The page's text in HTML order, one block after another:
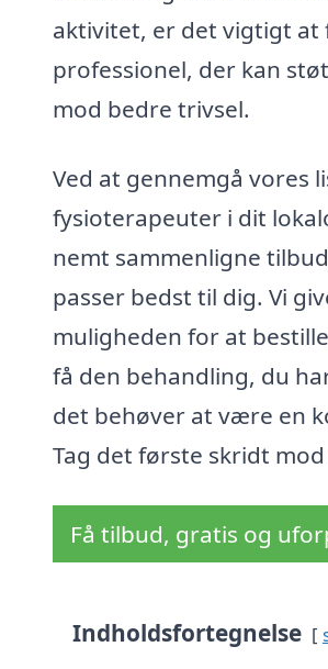
aktivitet, er det vigtigt at
professionel, der kan
mod bedre trivsel.
Ved at gennemgå vores
fysioterapeuter i dit
nemt sammenligne
passer bedst til dig. Vi
muligheden for at
få den behandling, du
det behøver at være en
Tag det første skridt
Få tilbud, gratis og
Indholdsfortegnelse